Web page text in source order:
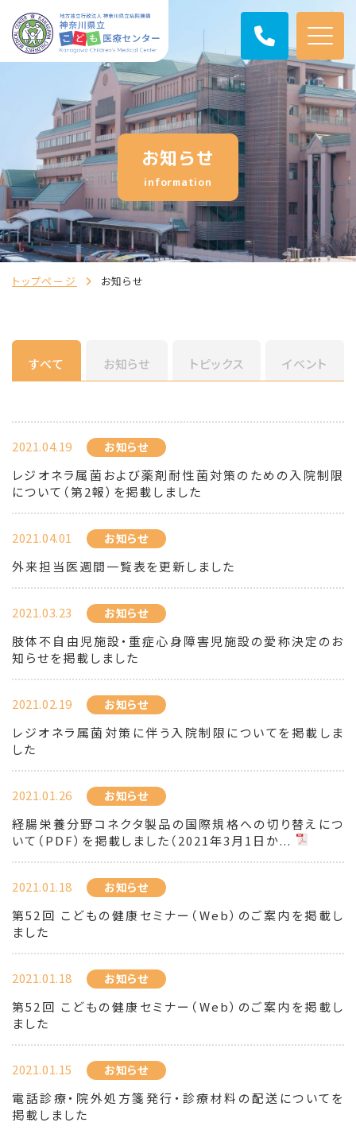
お知らせ
information
トップページ お知らせ
すべて お知らせ トピックス イベント
2021.04.19 お知らせ
レジオネラ属菌および薬剤耐性菌対策のための入院制限
について（第2報）を掲載しました
2021.04.01 お知らせ
外来担当医週間一覧表を更新しました
2021.03.23 お知らせ
肢体不自由児施設・重症心身障害児施設の愛称決定のお
知らせを掲載しました
2021.02.19 お知らせ
レジオネラ属菌対策に伴う入院制限についてを掲載しま
した
2021.01.26 お知らせ
経腸栄養分野コネクタ製品の国際規格への切り替えにつ
いて（PDF）を掲載しました（2021年3月1日か...
2021.01.18 お知らせ
第52回 こどもの健康セミナー（Web）のご案内を掲載し
ました
2021.01.18 お知らせ
第52回 こどもの健康セミナー（Web）のご案内を掲載し
ました
2021.01.15 お知らせ
電話診療・院外処方箋発行・診療材料の配送についてを
掲載しました